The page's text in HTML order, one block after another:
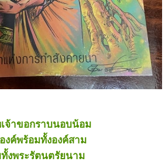
จ้าขอกราบนอบน้อม
งค์พร้อมทั้งองค์สาม
งพระรัตนตรัยนาม